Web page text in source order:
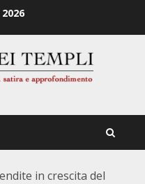
in crescita del